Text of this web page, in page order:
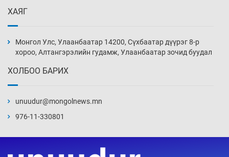
Өчигдөр 13 цаг 30 мин
Өчигдөр 13 цаг 00 мин
Өчигдөр 12 цаг 30 мин
ХАЯГ
Монгол Улс, Улаанбаатар 14200, Сүхбаатар дүүрэг 8-р
хороо, Алтангэрэлийн гудамж, Улаанбаатар зочид буудал
ХОЛБОО БАРИХ
unuudur@mongolnews.mn
976-11-330801